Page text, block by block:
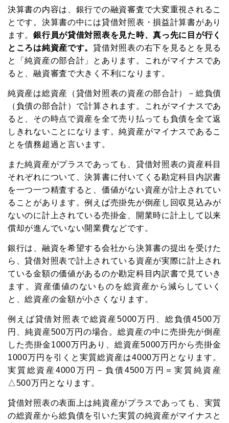
決算書の内容は、銀行での融資審査で大変重視されるこ
とです。決算書の中には貸借対照表・損益計算書があり
ます。銀行員が貸借対照表を見た時、真っ先に目が行く
ところは純資産です。貸借対照表の右下を見るとを見る
と「純資産の部合計」とあります。これがマイナスであ
ると、融資審査で大きく不利になります。
純資産は総資産（貸借対照表の資産の部合計）－総負債
（負債の部合計）で計算されます。これがマイナスであ
ると、その時点で資産を全て売り払っても負債を全て返
しきれないことになります。純資産がマイナスであるこ
とを債務超過と言います。
また純資産がプラスであっても、貸借対照表の資産科目
それぞれについて、決算書に付いてくる勘定科目内訳書
を一つ一つ精査すると、価値がない資産が計上されてい
ることがあります。例えば売掛先が倒産し回収見込みが
ないのに計上されている売掛金、開業時に計上して以来
償却が進んでいない開業費などです。
銀行は、融資を希望する会社から決算書の提出を受けた
ら、貸借対照表で計上されている資産が実際に計上され
ている金額の価値があるのか勘定科目内訳書で見ていき
ます。資産価値のないものを総資産から減らしていく
と、総資産の金額が小さくなります。
例えば貸借対照表で総資産5000万円、総負債4500万
円、純資産500万円の場合。総資産の中に売掛先が倒産
した売掛金1000万円あり、総資産5000万円から売掛金
1000万円を引くと実質総資産は4000万円となります。
実質総資産4000万円－負債4500万円＝実質純資産
△500万円となります。
貸借対照表の表面上は純資産がプラスであっても、実質
の総資産から総負債を引いた実質の純資産がマイナスと